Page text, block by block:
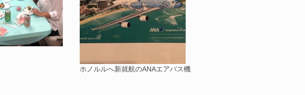
ホノルルへ新就航のANAエアバス機